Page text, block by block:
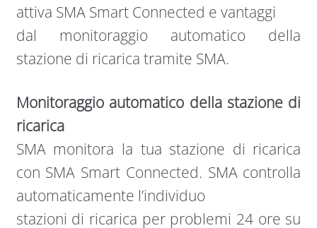
attiva SMA Smart Connected e vantaggi
dal monitoraggio automatico della
stazione di ricarica tramite SMA.
Monitoraggio automatico della stazione di
ricarica
SMA monitora la tua stazione di ricarica
con SMA Smart Connected. SMA controlla
automaticamente l’individuo
stazioni di ricarica per problemi 24 ore su